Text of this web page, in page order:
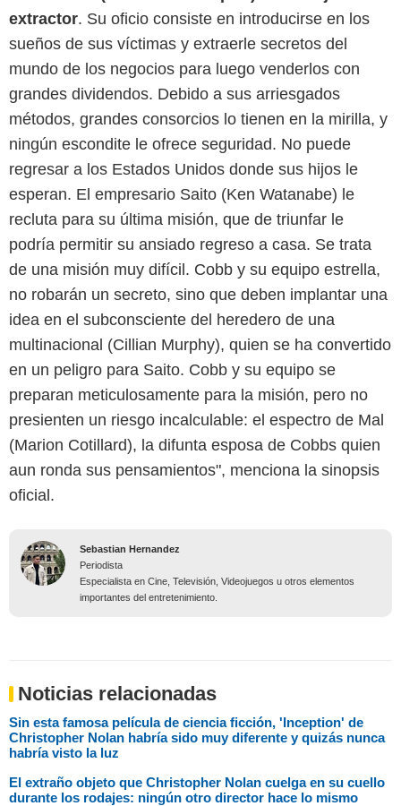
extractor. Su oficio consiste en introducirse en los
sueños de sus víctimas y extraerle secretos del
mundo de los negocios para luego venderlos con
grandes dividendos. Debido a sus arriesgados
métodos, grandes consorcios lo tienen en la mirilla, y
ningún escondite le ofrece seguridad. No puede
regresar a los Estados Unidos donde sus hijos le
esperan. El empresario Saito (Ken Watanabe) le
recluta para su última misión, que de triunfar le
podría permitir su ansiado regreso a casa. Se trata
de una misión muy difícil. Cobb y su equipo estrella,
no robarán un secreto, sino que deben implantar una
idea en el subconsciente del heredero de una
multinacional (Cillian Murphy), quien se ha convertido
en un peligro para Saito. Cobb y su equipo se
preparan meticulosamente para la misión, pero no
presienten un riesgo incalculable: el espectro de Mal
(Marion Cotillard), la difunta esposa de Cobbs quien
aun ronda sus pensamientos", menciona la sinopsis
oficial.
Sebastian Hernandez
Periodista
Especialista en Cine, Televisión, Videojuegos u otros elementos
importantes del entretenimiento.
Noticias relacionadas
Sin esta famosa película de ciencia ficción, 'Inception' de
Christopher Nolan habría sido muy diferente y quizás nunca
habría visto la luz
El extraño objeto que Christopher Nolan cuelga en su cuello
durante los rodajes: ningún otro director hace lo mismo